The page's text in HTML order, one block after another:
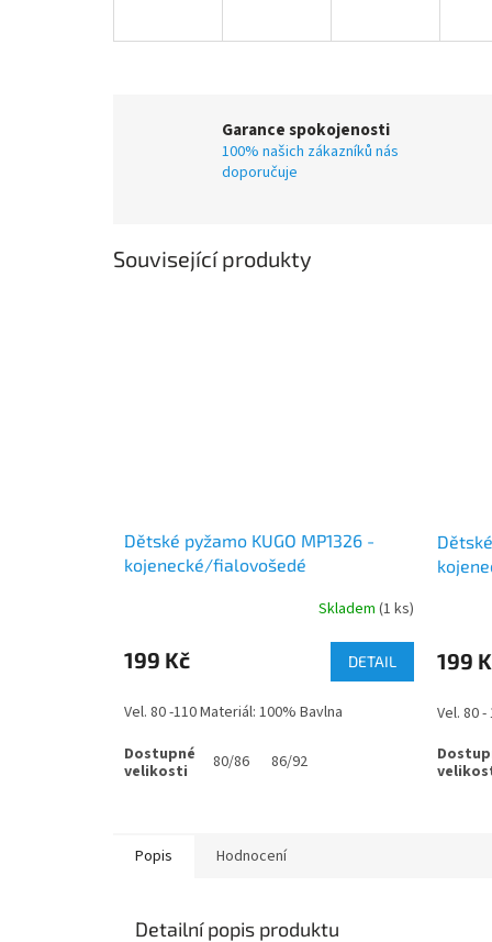
Garance spokojenosti
100% našich zákazníků nás
doporučuje
Související produkty
Dětské pyžamo KUGO MP1326 -
kojenecké/fialovošedé
produktu
je
z
hvězdiček.
Skladem (1 ks)
199 Kč DETAIL
Vel. 80 -110 Materiál: 100% Bavlna
80/86 86/92
199
Vel. 80
Popis Hodnocení
Detailní popis produktu